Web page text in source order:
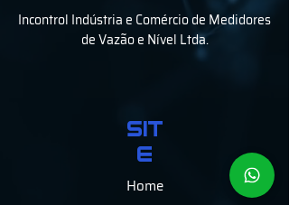
Incontrol Indústria e Comércio de Medidores
de Vazão e Nível Ltda.
SIT
E
Home